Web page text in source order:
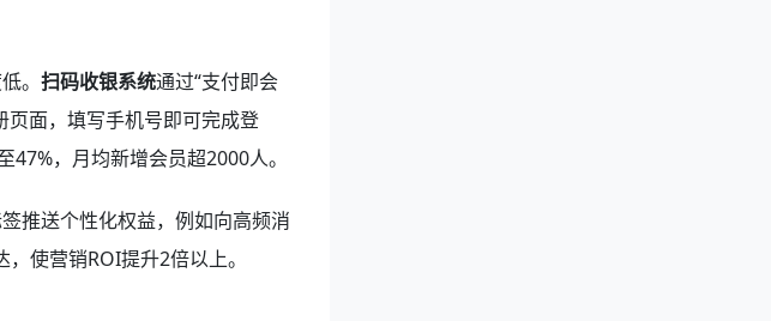
。 扫码收银系统通过“支付即会
页面，填写手机号即可完成登
，月均新增会员超2000人。
推送个性化权益，例如向高频消
使营销ROI提升2倍以上。